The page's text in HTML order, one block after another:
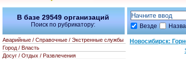
Везде
Новосибирск:
В базе 29549 организаций
Поиск по рубрикатору:
Аварийные / Справочные / Экстренные службы
Город / Власть
Досуг / Отдых / Развлечения